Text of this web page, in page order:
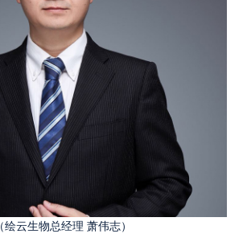
（绘云生物总经理 萧伟志）